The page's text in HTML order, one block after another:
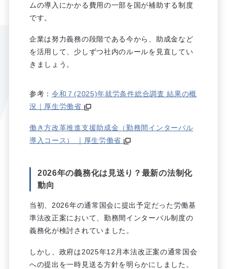
ムの導入にかかる費用の一部を国が補助する制度
です。
企業は努力義務の段階である今から、助成金など
を活用して、少しずつ社内のルールを見直してい
きましょう。
参考：令和７(2025)年就労条件総合調査 結果の概
況｜厚生労働省
働き方改革推進支援助成金（勤務間インターバル
導入コース） ｜厚生労働省
2026年の義務化は見送り？最新の法制化
動向
当初、2026年の通常国会に提出予定だった労働基
準法改正案において、勤務間インターバル制度の
義務化が検討されていました。
しかし、政府は2025年12月本法改正案の通常国会
への提出を一時見送る方針を明らかにしました。